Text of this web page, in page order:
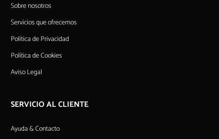
Sobre nosotros
Servicios que ofrecemos
Política de Privacidad
Política de Cookies
Aviso Legal
SERVICIO AL CLIENTE
Ayuda & Contacto